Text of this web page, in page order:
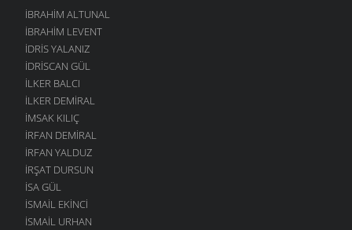
İBRAHIM ALTUNAL
İBRAHIM LEVENT
İDRIS YALANIZ
IDRISCAN GÜL
İLKER BALCI
İLKER DEMIRAL
İMSAK KILIÇ
İRFAN DEMIRAL
İRFAN YALDUZ
İRŞAT DURSUN
ISA GÜL
ISMAIL EKINCI
İSMAIL URHAN